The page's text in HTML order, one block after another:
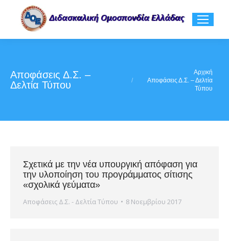
Αποφάσεις Δ.Σ. –
Δελτία Τύπου
Αρχική
Αποφάσεις Δ.Σ. – Δελτία
Τύπου
Σχετικά με την νέα υπουργική απόφαση για
την υλοποίηση του προγράμματος σίτισης
«σχολικά γεύματα»
Αποφάσεις Δ.Σ. - Δελτία Τύπου 8 Νοεμβρίου 2017